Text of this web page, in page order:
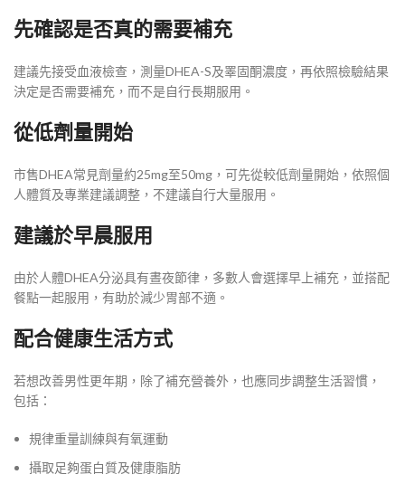
先確認是否真的需要補充
建議先接受血液檢查，測量DHEA-S及睪固酮濃度，再依照檢驗結果
決定是否需要補充，而不是自行長期服用。
從低劑量開始
市售DHEA常見劑量約25mg至50mg，可先從較低劑量開始，依照個
人體質及專業建議調整，不建議自行大量服用。
建議於早晨服用
由於人體DHEA分泌具有晝夜節律，多數人會選擇早上補充，並搭配
餐點一起服用，有助於減少胃部不適。
配合健康生活方式
若想改善男性更年期，除了補充營養外，也應同步調整生活習慣，
包括：
規律重量訓練與有氧運動
攝取足夠蛋白質及健康脂肪